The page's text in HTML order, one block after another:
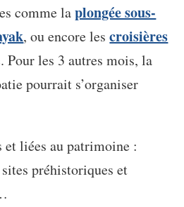
comme laplongée sous-
, ou encore lescroisières
Pour les 3 autres mois, la
pourrait s’organiser
liées au patrimoine :
préhistoriques et